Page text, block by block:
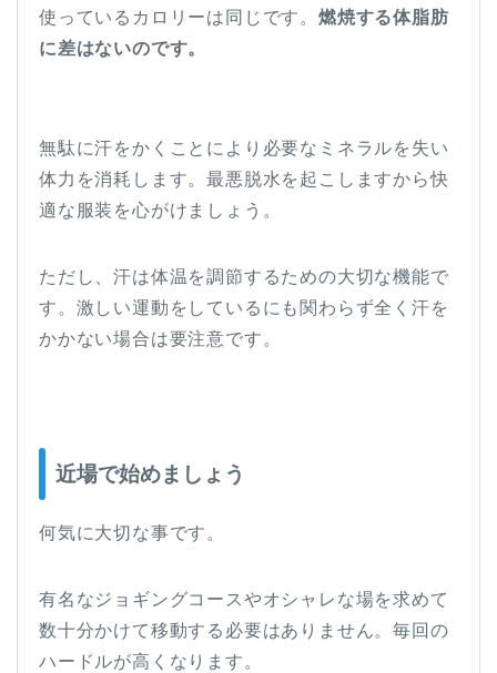
使っているカロリーは同じです。 燃焼する体脂肪
に差はないのです。
無駄に汗をかくことにより必要なミネラルを失い
体力を消耗します。最悪脱水を起こしますから快
適な服装を心がけましょう。
ただし、汗は体温を調節するための大切な機能で
す。激しい運動をしているにも関わらず全く汗を
かかない場合は要注意です。
近場で始めましょう
何気に大切な事です。
有名なジョギングコースやオシャレな場を求めて
数十分かけて移動する必要はありません。毎回の
ハードルが高くなります。